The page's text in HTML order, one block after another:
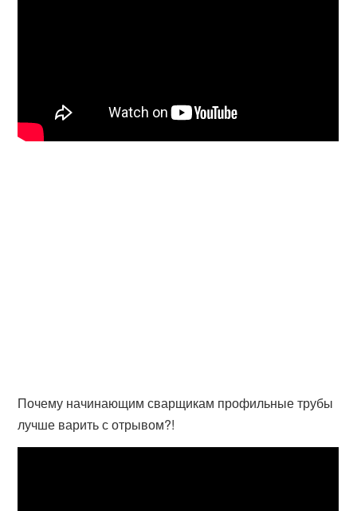
Почему начинающим сварщикам профильные трубы
лучше варить с отрывом?!